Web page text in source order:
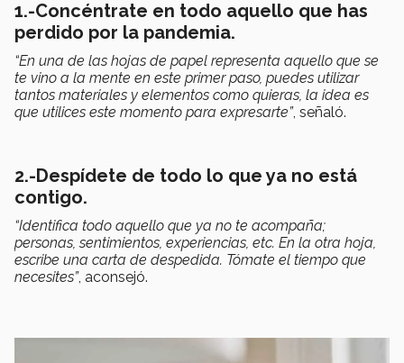
1.-Concéntrate en todo aquello que has
perdido por la pandemia.
“En una de las hojas de papel representa aquello que se
te vino a la mente en este primer paso, puedes utilizar
tantos materiales y elementos como quieras, la idea es
que utilices este momento para expresarte”, señaló.
2.-Despídete de todo lo que ya no está
contigo.
“Identifica todo aquello que ya no te acompaña;
personas, sentimientos, experiencias, etc. En la otra hoja,
escribe una carta de despedida. Tómate el tiempo que
necesites”, aconsejó.